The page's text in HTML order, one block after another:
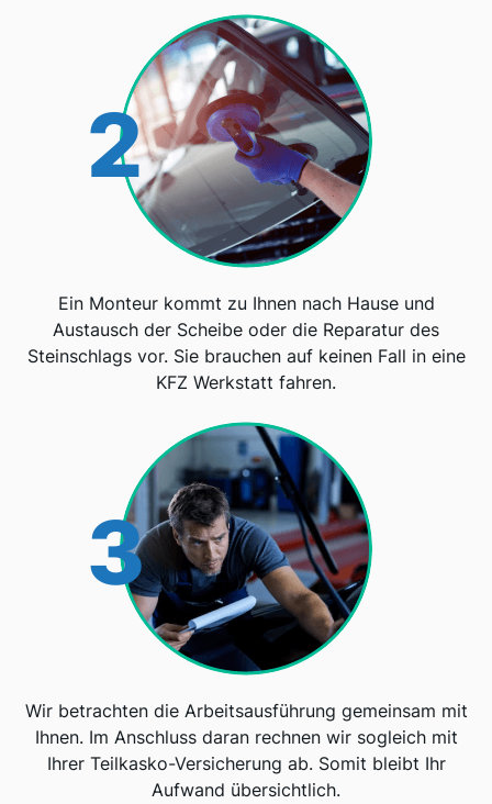
2
Ein Monteur kommt zu Ihnen nach Hause und
Austausch der Scheibe oder die Reparatur des
Steinschlags vor. Sie brauchen auf keinen Fall in eine
KFZ Werkstatt fahren.
3
Wir betrachten die Arbeitsausführung gemeinsam mit
Ihnen. Im Anschluss daran rechnen wir sogleich mit
Ihrer Teilkasko-Versicherung ab. Somit bleibt Ihr
Aufwand übersichtlich.